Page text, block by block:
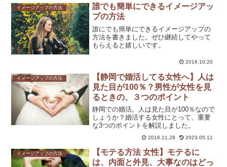
イメージアップの方法
誰でも簡単にできるイメージアッ
プの方法
誰にでも簡単にできるイメージアップの
方法を書きました。ぜひ継続してやって
もらえると嬉しいです。
2016.10.20
イメージアップの方法
【静岡で婚活してる女性へ】人は
見た目が100％？男性が女性を見
るときの、３つのポイント
静岡での婚活。人は見た目が100％なので
しょうか？婚活する女性にとって、重要
な3つのポイントを解説しました。
2016.11.28 2023.05.11
イメージアップの方法
【モテる方法 女性】モテるに
は、内面と外見、大事なのはどっ